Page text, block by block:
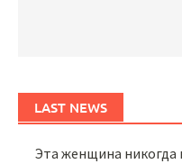
LAST NEWS
Эта женщина никогда